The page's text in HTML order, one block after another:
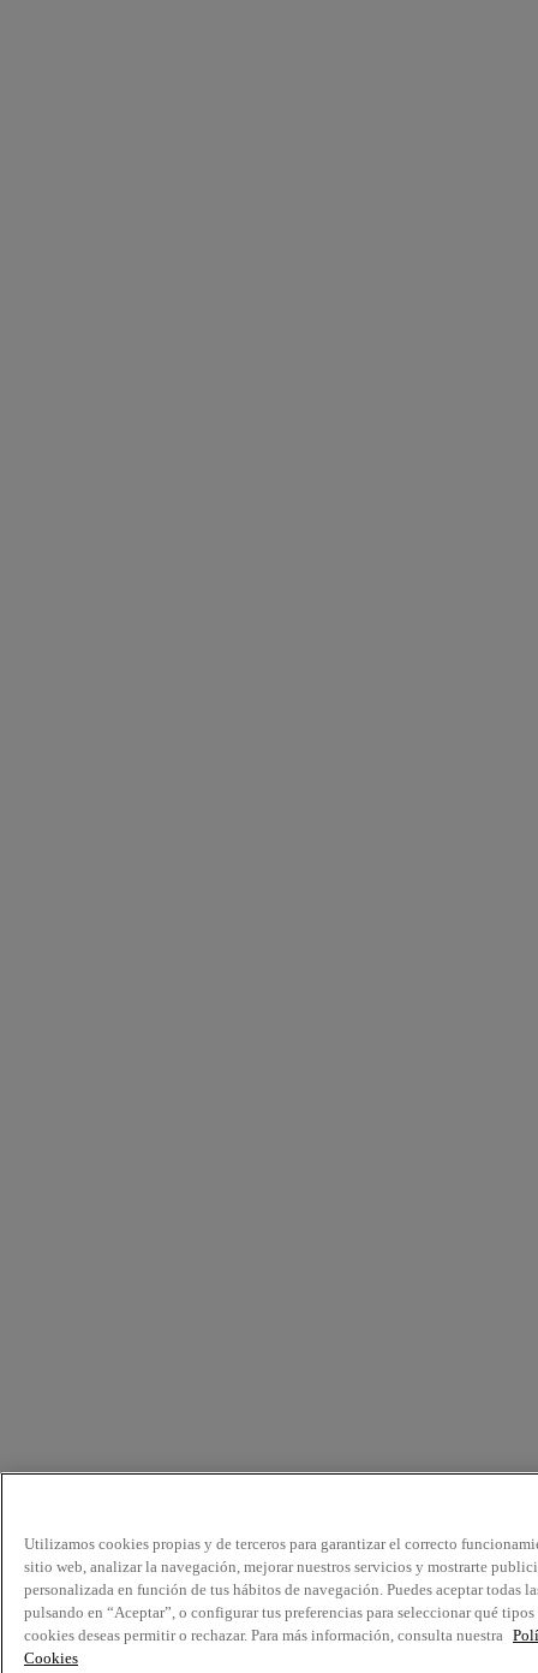
Utilizamos cookies propias y de terceros para garantizar el correcto
sitio web, analizar la navegación, mejorar nuestros servicios y mostrarte
personalizada en función de tus hábitos de navegación. Puedes aceptar todas
pulsando en “Aceptar”, o configurar tus preferencias para seleccionar qué tipos
cookies deseas permitir o rechazar. Para más información, consulta nuestra
Cookies